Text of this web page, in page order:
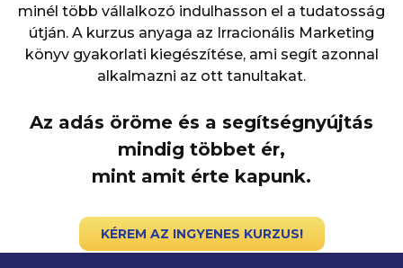
minél több vállalkozó indulhasson el a tudatosság
útján. A kurzus anyaga az Irracionális Marketing
könyv gyakorlati kiegészítése, ami segít azonnal
alkalmazni az ott tanultakat.
Az adás öröme és a segítségnyújtás
mindig többet ér,
mint amit érte kapunk.
KÉREM AZ INGYENES KURZUS!